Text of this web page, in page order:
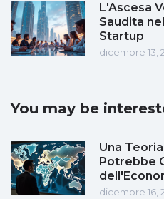
L'Ascesa
Saudita
Startup
dicembre 13,
You may be
Una
Potrebbe
dicembre 16,